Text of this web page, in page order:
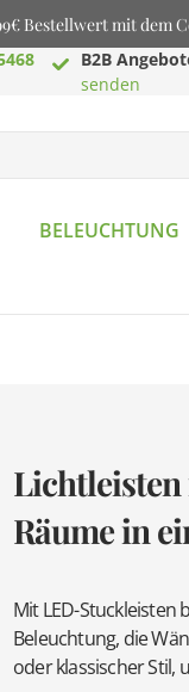
Bestellwert mit dem
B2B
senden
BELEUCHTUNG
Lichtleisten
Räume in
Mit LED-Stuckleisten
Beleuchtung, die
oder klassischer Stil,